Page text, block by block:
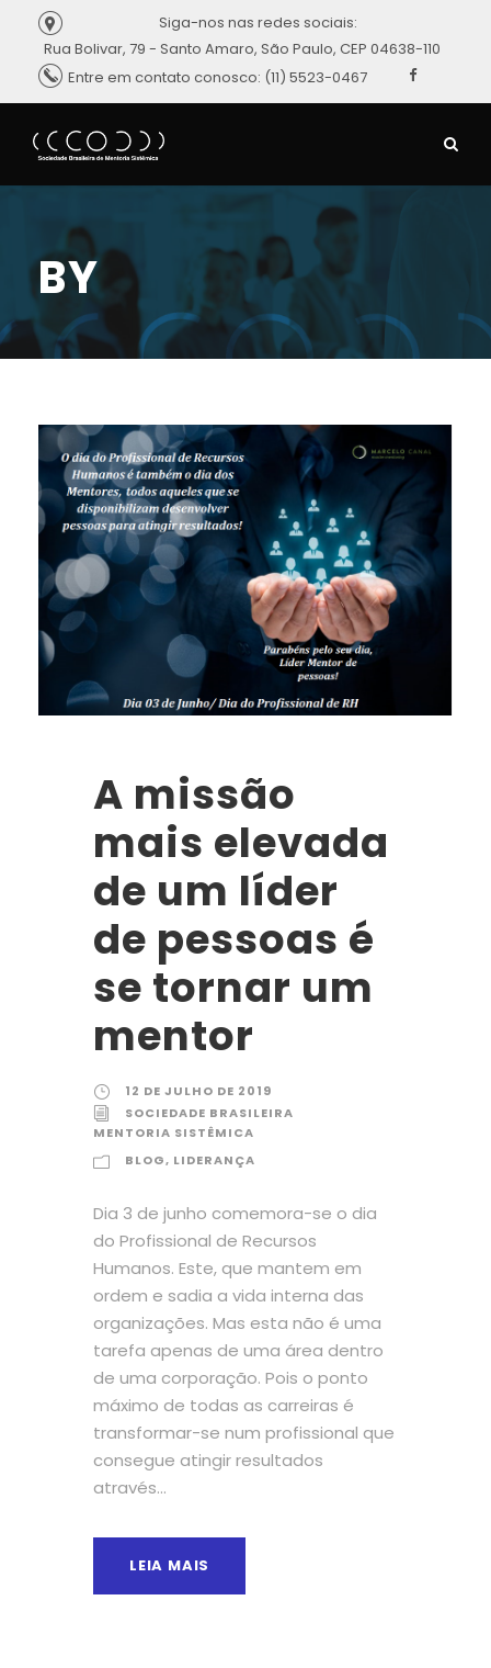
Rua Bolivar, 79 - Santo Amaro, São Paulo, CEP 04638-110
Entre em contato conosco: (11) 5523-0467
Siga-nos nas redes sociais:
BY
A missão
mais elevada
de um líder
de pessoas é
se tornar um
mentor
12 DE JULHO DE 2019
SOCIEDADE BRASILEIRA
MENTORIA SISTÊMICA
BLOG, LIDERANÇA
Dia 3 de junho comemora-se o dia
do Profissional de Recursos
Humanos. Este, que mantem em
ordem e sadia a vida interna das
organizações. Mas esta não é uma
tarefa apenas de uma área dentro
de uma corporação. Pois o ponto
máximo de todas as carreiras é
transformar-se num profissional que
consegue atingir resultados
através...
LEIA MAIS